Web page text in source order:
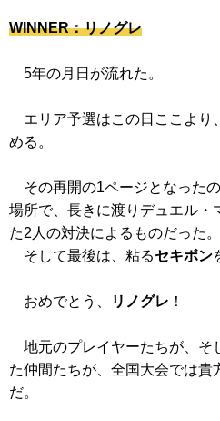
WINNER：リノグレ
5年の月日が流れた。
エリア予選はこの日ここより
める。
その再開の1ページとなった
場所で、長きに渡りデュエル・
た2人の対決によるものだった。
そして最後は、粘るセキボン
おめでとう、 リノグレ ！
地元のプレイヤーたちが、そ
た仲間たちが、全国大会では貴
だ。